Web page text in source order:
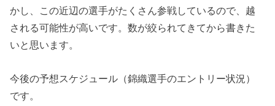
かし、この近辺の選手がたくさん参戦しているので、越
される可能性が高いです。数が絞られてきてから書きた
いと思います。
今後の予想スケジュール（錦織選手のエントリー状況）
です。